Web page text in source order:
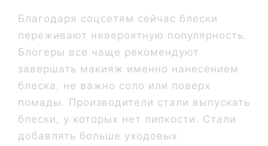
Благодаря соцсетям сейчас блески
переживают невероятную популярность.
Блогеры все чаще рекомендуют
завершать макияж именно нанесением
блеска, не важно соло или поверх
помады. Производители стали выпускать
блески, у которых нет липкости. Стали
добавлять больше уходовых